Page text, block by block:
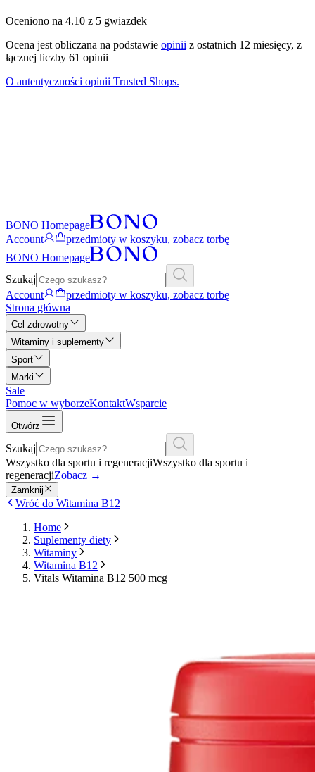
Oceniono na 4.10 z 5 gwiazdek
Ocena jest obliczana na podstawie opinii z ostatnich 12 miesięcy, z
łącznej liczby 61 opinii
O autentyczności opinii Trusted Shops.
BONO Homepage
Account
przedmioty w koszyku, zobacz torbę
BONO Homepage
Szukaj
Account
przedmioty w koszyku, zobacz torbę
Strona główna
Cel zdrowotny
Witaminy i suplementy
Sport
Marki
Sale
Pomoc w wyborzeKontaktWsparcie
Otwórz
Szukaj
Wszystko dla sportu i regeneracjiWszystko dla sportu i
regeneracjiZobacz →
Zamknij
Wróć do Witamina B12
Home
Suplementy diety
Witaminy
Witamina B12
Vitals Witamina B12 500 mcg